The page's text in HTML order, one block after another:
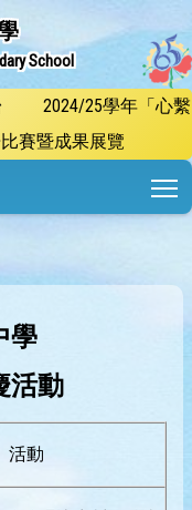
School
2024/25學年「心繫
賽暨成果展覽
學
活動
活動